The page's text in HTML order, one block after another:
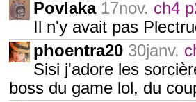
Povlaka 17nov. ch4
Il n'y avait pas
phoentra20 30janv.
Sisi j'adore les
boss du game lol, du